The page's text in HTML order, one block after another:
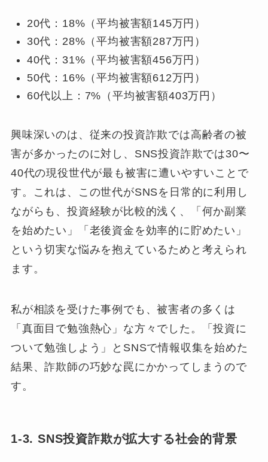
20代：18%（平均被害額145万円）
30代：28%（平均被害額287万円）
40代：31%（平均被害額456万円）
50代：16%（平均被害額612万円）
60代以上：7%（平均被害額403万円）
興味深いのは、従来の投資詐欺では高齢者の被
害が多かったのに対し、SNS投資詐欺では30〜
40代の現役世代が最も被害に遭いやすいことで
す。これは、この世代がSNSを日常的に利用し
ながらも、投資経験が比較的浅く、「何か副業
を始めたい」「老後資金を効率的に貯めたい」
という切実な悩みを抱えているためと考えられ
ます。
私が相談を受けた事例でも、被害者の多くは
「真面目で勉強熱心」な方々でした。「投資に
ついて勉強しよう」とSNSで情報収集を始めた
結果、詐欺師の巧妙な罠にかかってしまうので
す。
1-3. SNS投資詐欺が拡大する社会的背景